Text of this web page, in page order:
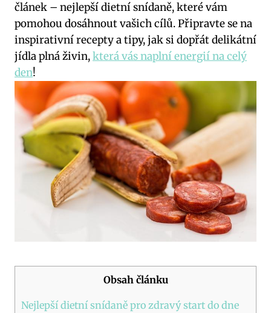
článek – nejlepší dietní snídaně, které vám
pomohou dosáhnout vašich cílů. Připravte se na
inspirativní recepty a tipy, jak si dopřát delikátní
jídla plná živin,která vás naplní energií na celý
den!
Obsah článku
Nejlepší dietní snídaně pro zdravý start do dne